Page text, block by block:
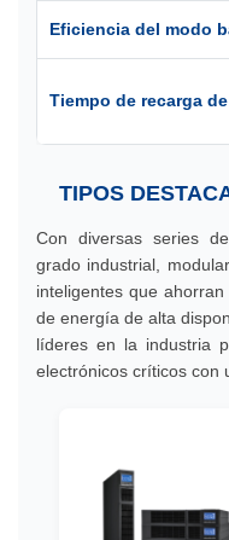
Eficiencia del modo
Tiempo de recarga
TIPOS
Con diversas series
grado industrial,
inteligentes que
de energía de alta
líderes en la industria
electrónicos críticos con